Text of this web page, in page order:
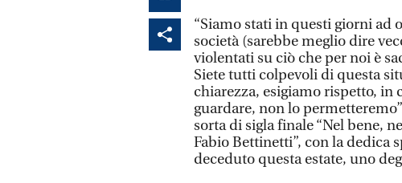
“Siamo stati in questi giorni ad
società (sarebbe meglio dire
violentati su ciò che per noi è
Siete tutti colpevoli di questa
chiarezza, esigiamo rispetto, in
guardare, non lo
sorta di sigla finale “Nel bene,
Fabio Bettinetti”, con la dedica
deceduto questa estate, uno